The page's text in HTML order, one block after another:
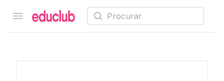
Open menu
Educlub Procurar